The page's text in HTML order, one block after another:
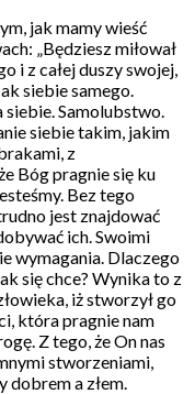
jak mamy wieść
„Będziesz miłował
i z całej duszy swojej,
siebie samego.
siebie. Samolubstwo.
siebie takim, jakim
z
Bóg pragnie się ku
Bez tego
jest znajdować
ich. Swoimi
wymagania. Dlaczego
się chce? Wynika to z
iż stworzył go
która pragnie nam
Z tego, że On nas
stworzeniami,
dobrem a złem.